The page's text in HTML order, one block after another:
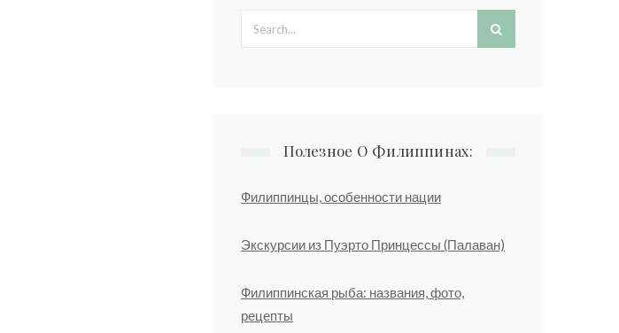
Search form
Полезное О Филиппинах:
Филиппинцы, особенности нации
Экскурсии из Пуэрто Принцессы (Палаван)
Филиппинская рыба: названия, фото,
рецепты